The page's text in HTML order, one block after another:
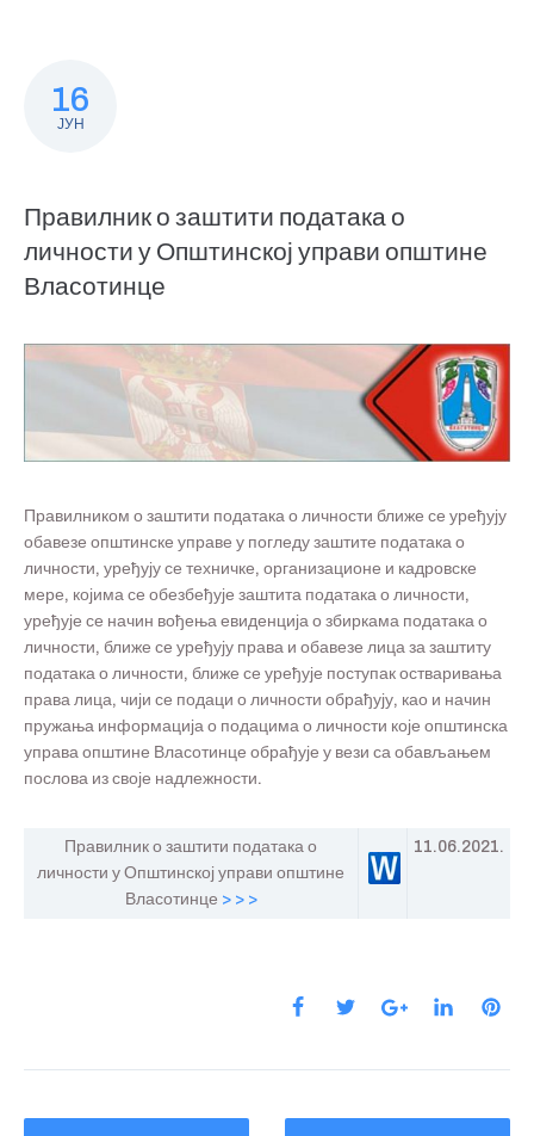
16
ЈУН
Правилник о заштити података о
личности у Општинској управи општине
Власотинце
Правилником о заштити података о личности ближе се уређују
обавезе општинске управе у погледу заштите података о
личности, уређују се техничке, организационе и кадровске
мере, којима се обезбеђује заштита података о личности,
уређује се начин вођења евиденција о збиркама података о
личности, ближе се уређују права и обавезе лица за заштиту
података о личности, ближе се уређује поступак остваривања
права лица, чији се подаци о личности обрађују, као и начин
пружања информација о подацима о личности које општинска
управа општине Власотинце обрађује у вези са обављањем
послова из своје надлежности.
Правилник о заштити података о
личности у Општинској управи општине
Власотинце > > >
11.06.2021.